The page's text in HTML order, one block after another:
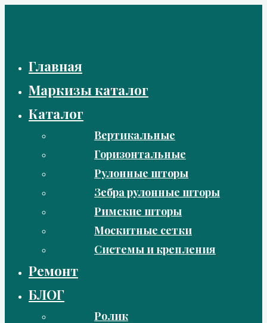
Главная
Маркизы каталог
Каталог
Вертикальные
Горизонтальные
Рулонные шторы
Зебра рулонные шторы
Римские шторы
Москитные сетки
Системы и крепления
Ремонт
БЛОГ
Ролик